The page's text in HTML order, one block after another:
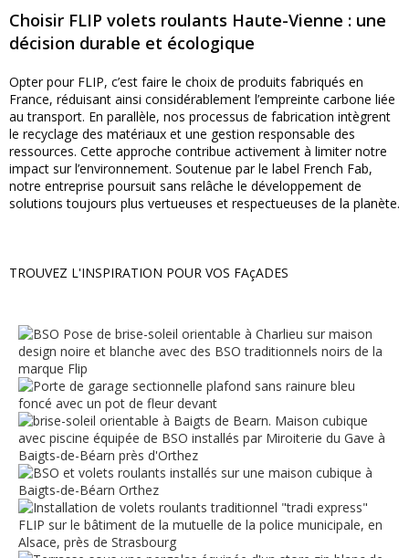
Choisir FLIP volets roulants Haute-Vienne : une
décision durable et écologique
Opter pour FLIP, c’est faire le choix de produits fabriqués en
France, réduisant ainsi considérablement l’empreinte carbone liée
au transport. En parallèle, nos processus de fabrication intègrent
le recyclage des matériaux et une gestion responsable des
ressources. Cette approche contribue activement à limiter notre
impact sur l’environnement. Soutenue par le label French Fab,
notre entreprise poursuit sans relâche le développement de
solutions toujours plus vertueuses et respectueuses de la planète.
TROUVEZ L'INSPIRATION POUR VOS FAçADES